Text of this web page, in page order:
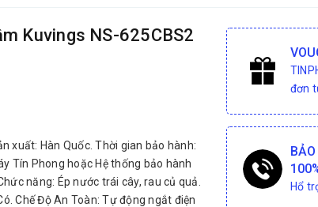
Kuvings NS-625CBS2
xuất: Hàn Quốc. Thời gian bảo hành:
Tín Phong hoặc Hệ thống bảo hành
năng: Ép nước trái cây, rau củ quả.
Chế Độ An Toàn: Tự động ngắt điện
đơn
Hổ